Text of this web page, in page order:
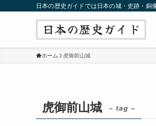
日本の歴史ガイドでは日本の城・史跡・銅
ホーム 虎御前山城
虎御前山城 – tag –